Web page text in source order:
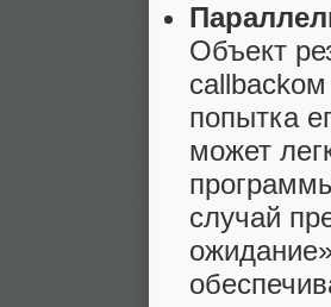
Объект
попытка
может
случай